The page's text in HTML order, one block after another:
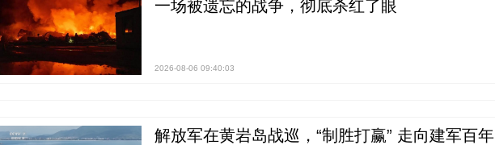
一场被遗忘的战争，彻底杀红了眼
2026-08-06 09:40:03
解放军在黄岩岛战巡，“制胜打赢” 走向建军百年